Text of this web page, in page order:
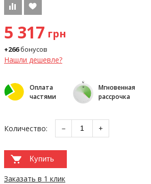
5 317 грн
+266бонусов
Нашли дешевле?
Оплата
частями
Мгновенная
рассрочка
Количество: − +
Купить
Заказать в 1 клик